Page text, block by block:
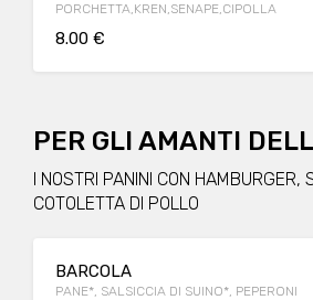
PORCHETTA,KREN,SENAPE,CIPOLLA
8.00 €
PER GLI AMANTI
I NOSTRI PANINI CON HAMBURGER,
COTOLETTA DI POLLO
BARCOLA
PANE*, SALSICCIA DI SUINO*, PEPERONI